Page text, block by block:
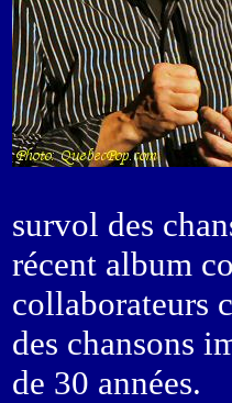
survol des
récent album
collaborateurs
des chansons
de 30 années.